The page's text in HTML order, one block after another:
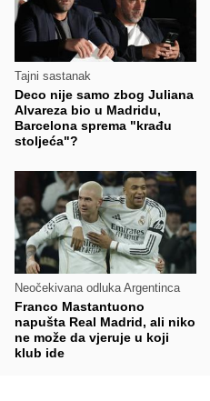
Tajni sastanak
Deco nije samo zbog Juliana
Alvareza bio u Madridu,
Barcelona sprema "krađu
stoljeća"?
Neočekivana odluka Argentinca
Franco Mastantuono
napušta Real Madrid, ali niko
ne može da vjeruje u koji
klub ide